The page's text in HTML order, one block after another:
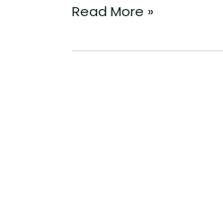
Read More »